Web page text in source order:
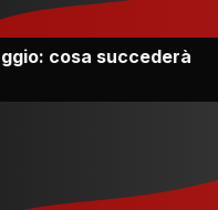
cosa succederà